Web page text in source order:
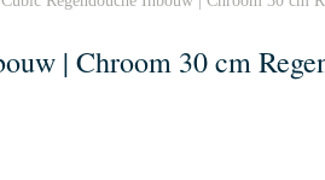
| Chroom 30 cm